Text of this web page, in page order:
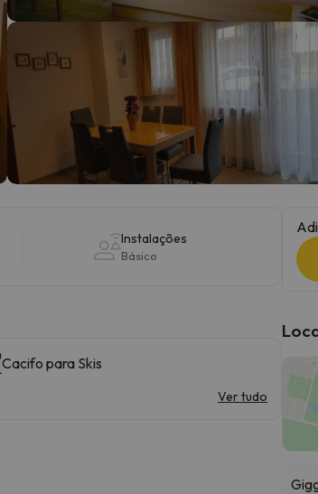
Instalações
Básico
Cacifo para Skis
Ver tudo